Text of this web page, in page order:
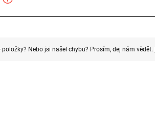
Nebo jsi našel chybu? Prosím, dej nám vědět.